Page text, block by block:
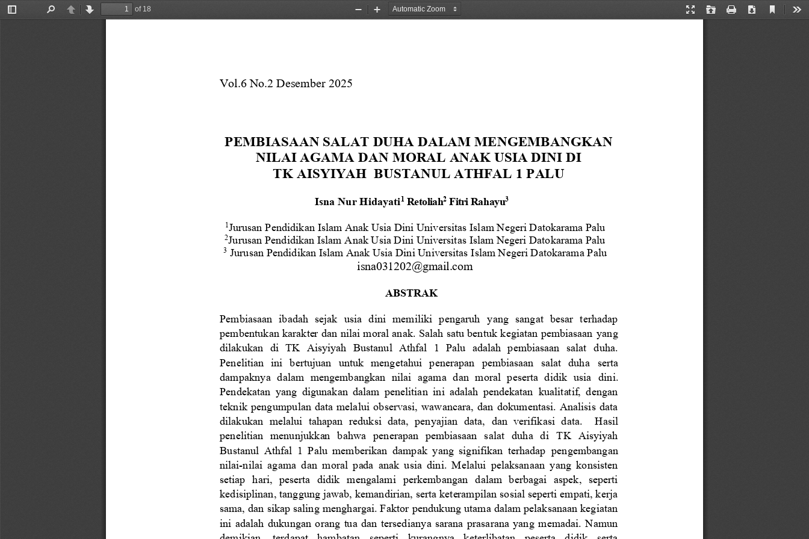
Toggle
PreviousNext
of 18
Presentation
Open Print Download
Current
Zoom
Zoom
Vol.6 No.2 Desember 2025
PEMBIASAAN SALAT DUHA DALAM MENGEMBANGKAN
NILAI AGAMA DAN MORAL ANAK USIA DINI DI
TK AISYIYAH  BUSTANUL ATHFAL 1 PALU
Isna Nur Hidayati1 Retoliah2 Fitri Rahayu3
1 Jurusan Pendidikan Islam Anak Usia Dini Universitas Islam Negeri Datokarama Palu
2Jurusan Pendidikan Islam Anak Usia Dini Universitas Islam Negeri Datokarama Palu
3 Jurusan Pendidikan Islam Anak Usia Dini Universitas Islam Negeri Datokarama Palu
isna031202@gmail.com
ABSTRAK
Pembiasaan  ibadah  sejak  usia  dini  memiliki  pengaruh yang  sangat besar  terhadap
pembentukan karakter dan nilai moral anak. Salah satu bentuk kegiatan pembiasaan yang
dilakukan  di  TK  Aisyiyah  Bustanul  Athfal  1  Palu  adalah  pembiasaan  salat
duha.
Penelitian   ini   bertujuan   untuk   mengetahui   penerapan   pembiasaan   salat   duha
serta
dampaknya  dalam  mengembangkan  nilai  agama  dan  moral  peserta  didik  usia
dini.
Pendekatan  yang  digunakan  dalam  penelitian  ini  adalah  pendekatan kualitatif,  dengan
teknik pengumpulan data  melalui  observasi,  wawancara,  dan dokumentasi.  Analisis  data
dilakukan  melalui  tahapan  reduksi  data,  penyajian  data,
dan  verifikasi  data.
Hasil
penelitian   menunjukkan   bahwa   penerapan   pembiasaan   salat   duha   di
TK   Aisyiyah
Bustanul  Athfal  1  Palu  memberikan  dampak  yang  signifikan  terhadap pengembangan
nilai-nilai  agama  dan  moral  pada  anak  usia  dini.  Melalui pelaksanaan  yang  konsisten
setiap   hari,   peserta   didik   mengalami
perkembangan
dalam   berbagai   aspek,   seperti
kedisiplinan, tanggung jawab, kemandirian, serta keterampilan sosial seperti empati, kerja
sama, dan sikap saling menghargai. Faktor pendukung utama dalam pelaksanaan kegiatan
ini  adalah  dukungan  orang  tua  dan tersedianya  sarana  prasarana  yang  memadai.  Namun